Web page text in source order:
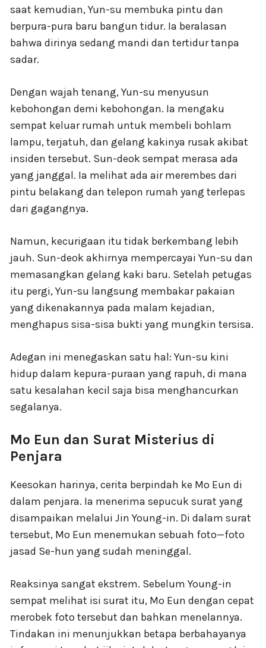
saat kemudian, Yun-su membuka pintu dan
berpura-pura baru bangun tidur. Ia beralasan
bahwa dirinya sedang mandi dan tertidur tanpa
sadar.
Dengan wajah tenang, Yun-su menyusun
kebohongan demi kebohongan. Ia mengaku
sempat keluar rumah untuk membeli bohlam
lampu, terjatuh, dan gelang kakinya rusak akibat
insiden tersebut. Sun-deok sempat merasa ada
yang janggal. Ia melihat ada air merembes dari
pintu belakang dan telepon rumah yang terlepas
dari gagangnya.
Namun, kecurigaan itu tidak berkembang lebih
jauh. Sun-deok akhirnya mempercayai Yun-su dan
memasangkan gelang kaki baru. Setelah petugas
itu pergi, Yun-su langsung membakar pakaian
yang dikenakannya pada malam kejadian,
menghapus sisa-sisa bukti yang mungkin tersisa.
Adegan ini menegaskan satu hal: Yun-su kini
hidup dalam kepura-puraan yang rapuh, di mana
satu kesalahan kecil saja bisa menghancurkan
segalanya.
Mo Eun dan Surat Misterius di
Penjara
Keesokan harinya, cerita berpindah ke Mo Eun di
dalam penjara. Ia menerima sepucuk surat yang
disampaikan melalui Jin Young-in. Di dalam surat
tersebut, Mo Eun menemukan sebuah foto—foto
jasad Se-hun yang sudah meninggal.
Reaksinya sangat ekstrem. Sebelum Young-in
sempat melihat isi surat itu, Mo Eun dengan cepat
merobek foto tersebut dan bahkan menelannya.
Tindakan ini menunjukkan betapa berbahayanya